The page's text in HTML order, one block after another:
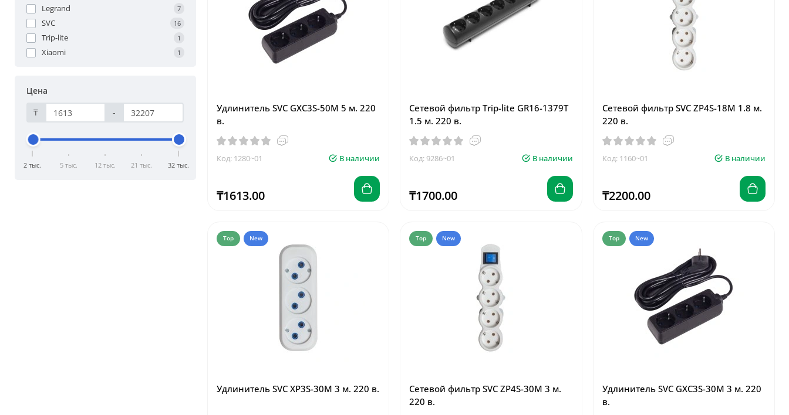
Legrand 7
SVC 16
Trip-lite 1
Xiaomi 1
Цена
₸
-
2 тыс. 5 тыс. 12 тыс. 21 тыс. 32 тыс.
Удлинитель SVC GXC3S-50M 5 м. 220
в.
Код: 1280~01 В наличии
₸1613.00
Сетевой фильтр Trip-lite GR16-1379T
1.5 м. 220 в.
Код: 9286~01 В наличии
₸1700.00
Сетевой фильтр SVC ZP4S-18M 1.8 м.
220 в.
Код: 1160~01 В наличии
₸2200.00
Top New
Удлинитель SVC XP3S-30M 3 м. 220 в.
Top New
Сетевой фильтр SVC ZP4S-30M 3 м.
220 в.
Top New
Удлинитель SVC GXC3S-30M 3 м. 220
в.